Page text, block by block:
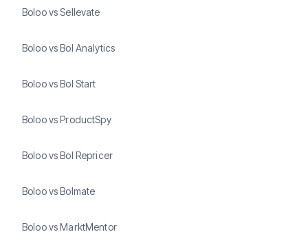
Boloo vs Sellevate
Boloo vs Bol Analytics
Boloo vs Bol Start
Boloo vs ProductSpy
Boloo vs Bol Repricer
Boloo vs Bolmate
Boloo vs MarktMentor